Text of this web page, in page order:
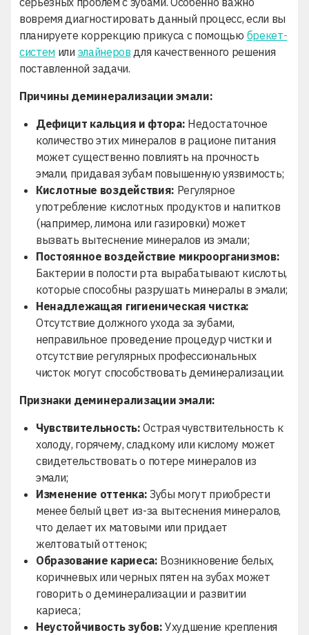
вовремя диагностировать данный процесс, если вы
планируете коррекцию прикуса с помощью брекет-
систем или элайнеров для качественного решения
поставленной задачи.
Причины деминерализации эмали:
Дефицит кальция и фтора: Недостаточное
количество этих минералов в рационе питания
может существенно повлиять на прочность
эмали, придавая зубам повышенную уязвимость;
Кислотные воздействия: Регулярное
употребление кислотных продуктов и напитков
(например, лимона или газировки) может
вызвать вытеснение минералов из эмали;
Постоянное воздействие микроорганизмов:
Бактерии в полости рта вырабатывают кислоты,
которые способны разрушать минералы в эмали;
Ненадлежащая гигиеническая чистка:
Отсутствие должного ухода за зубами,
неправильное проведение процедур чистки и
отсутствие регулярных профессиональных
чисток могут способствовать деминерализации.
Признаки деминерализации эмали:
Чувствительность:Острая чувствительность к
холоду, горячему, сладкому или кислому может
свидетельствовать о потере минералов из
эмали;
Изменение оттенка: Зубы могут приобрести
менее белый цвет из-за вытеснения минералов,
что делает их матовыми или придает
желтоватый оттенок;
Образование кариеса: Возникновение белых,
коричневых или черных пятен на зубах может
говорить о деминерализации и развитии
кариеса;
Неустойчивость зубов: Ухудшение крепления